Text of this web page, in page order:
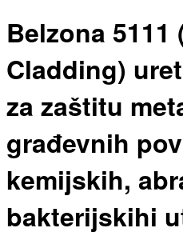
Belzona 5111
Cladding)
za zaštitu
građevnih
kemijskih,
bakterijskihi